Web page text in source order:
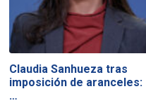
Claudia Sanhueza tras
imposición de aranceles:
…